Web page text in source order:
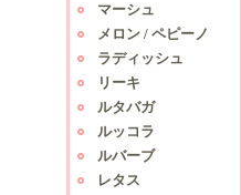
マーシュ
メロン / ペピーノ
ラディッシュ
リーキ
ルタバガ
ルッコラ
ルバーブ
レタス